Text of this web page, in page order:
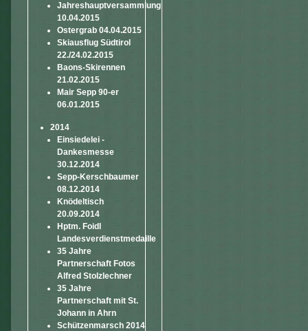
Jahreshauptversammlung
10.04.2015
Ostergrab 04.04.2015
Skiausflug Südtirol
22./24.02.2015
Baons-Skirennen
21.02.2015
Mair Sepp 90-er
06.01.2015
2014
Einsiedelei -
Dankesmesse
30.12.2014
Sepp-Kerschbaumer
08.12.2014
Knödeltisch
20.09.2014
Hptm. Foidl
Landesverdienstmedaille
35 Jahre
Partnerschaft Fotos
Alfred Stolzlechner
35 Jahre
Partnerschaft mit St.
Johann in Ahrn
Schützenmarsch 2014